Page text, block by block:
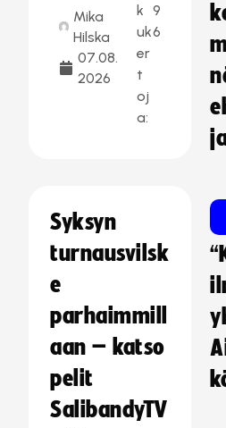
Mika
Hilska
07.08.
2026
k
uk
er
t
oj
a:
9
6
Syksyn
turnausvilsk
e
parhaimmill
aan – katso
pelit
SalibandyTV